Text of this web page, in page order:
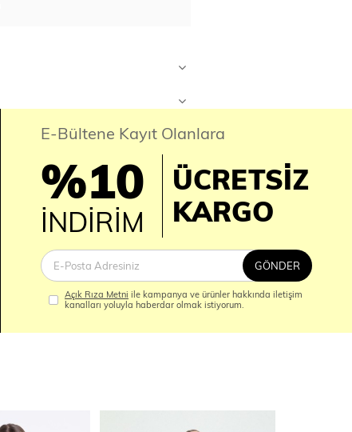
E-Bültene Kayıt Olanlara
%10
İNDİRİM
ÜCRETSİZ
KARGO
GÖNDER
Açık Rıza Metni ile kampanya ve ürünler hakkında iletişim
kanalları yoluyla haberdar olmak istiyorum.